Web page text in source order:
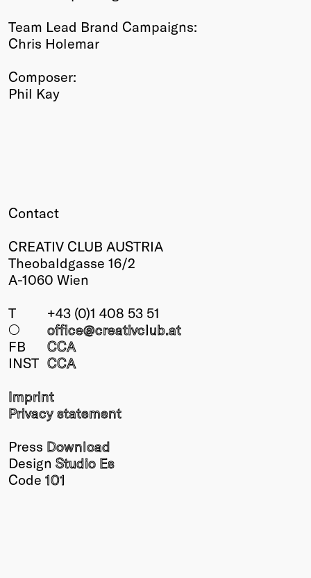
Team Lead Brand Campaigns:
Chris Holemar
Composer:
Phil Kay
Contact
CREATIV CLUB AUSTRIA
Theobaldgasse 16/2
A-1060 Wien
T
+43 (0)1 408 53 51
○
office@creativclub.at
FB
CCA
INST CCA
Imprint
Privacy statement
Press Download
Design Studio Es
Code 101